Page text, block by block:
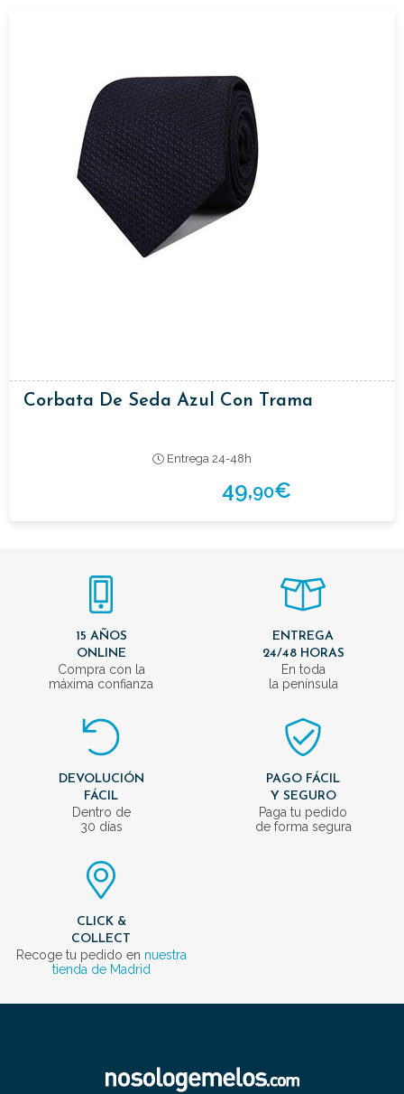
Corbata De Seda Azul Con Trama
Entrega 24-48h
49,90€
15 AÑOS
ONLINE
Compra con la
máxima confianza
ENTREGA
24/48 HORAS
En toda
la península
DEVOLUCIÓN
FÁCIL
Dentro de
30 días
PAGO FÁCIL
Y SEGURO
Paga tu pedido
de forma segura
CLICK &
COLLECT
Recoge tu pedido en nuestra
tienda de Madrid